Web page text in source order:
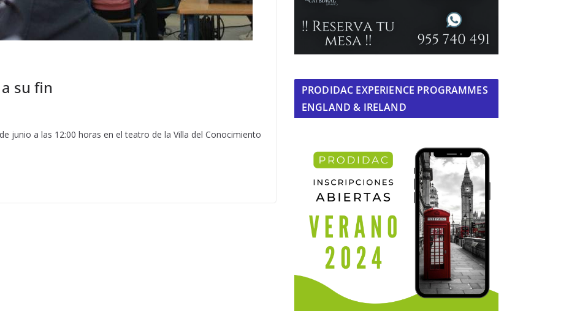
su fin
junio a las 12:00 horas en el teatro de la Villa del Conocimiento
PRODIDAC EXPERIENCE PROGRAMMES
ENGLAND & IRELAND